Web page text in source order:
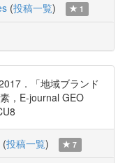
(投稿一覧) 1
．「地域ブランド
，E-journal GEO
(投稿一覧) 7